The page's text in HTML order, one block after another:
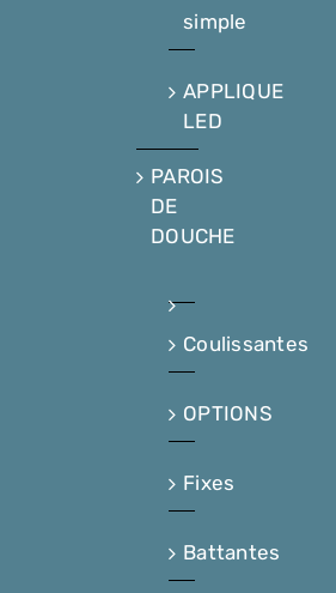
simple
APPLIQUE
LED
PAROIS
DE
DOUCHE
Coulissantes
OPTIONS
Fixes
Battantes